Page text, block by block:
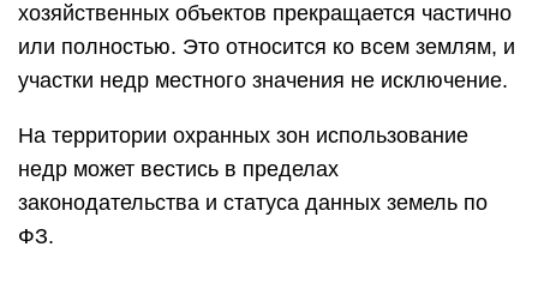
хозяйственных объектов прекращается частично
или полностью. Это относится ко всем землям, и
участки недр местного значения не исключение.
На территории охранных зон использование
недр может вестись в пределах
законодательства и статуса данных земель по
ФЗ.